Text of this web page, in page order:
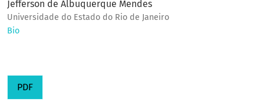
Jefferson de Albuquerque Mendes
Universidade do Estado do Rio de Janeiro
Bio
PDF